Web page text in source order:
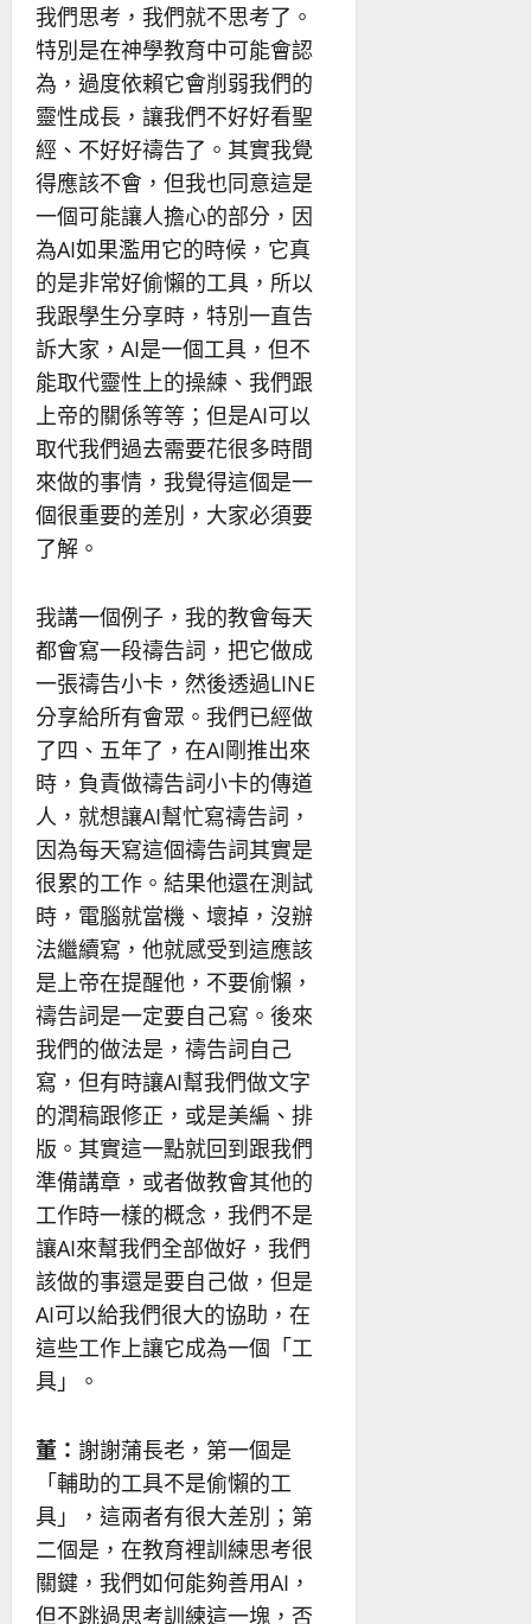
我們思考，我們就不思考了。
特別是在神學教育中可能會認
為，過度依賴它會削弱我們的
靈性成長，讓我們不好好看聖
經、不好好禱告了。其實我覺
得應該不會，但我也同意這是
一個可能讓人擔心的部分，因
為AI如果濫用它的時候，它真
的是非常好偷懶的工具，所以
我跟學生分享時，特別一直告
訴大家，AI是一個工具，但不
能取代靈性上的操練、我們跟
上帝的關係等等；但是AI可以
取代我們過去需要花很多時間
來做的事情，我覺得這個是一
個很重要的差別，大家必須要
了解。
我講一個例子，我的教會每天
都會寫一段禱告詞，把它做成
一張禱告小卡，然後透過LINE
分享給所有會眾。我們已經做
了四、五年了，在AI剛推出來
時，負責做禱告詞小卡的傳道
人，就想讓AI幫忙寫禱告詞，
因為每天寫這個禱告詞其實是
很累的工作。結果他還在測試
時，電腦就當機、壞掉，沒辦
法繼續寫，他就感受到這應該
是上帝在提醒他，不要偷懶，
禱告詞是一定要自己寫。後來
我們的做法是，禱告詞自己
寫，但有時讓AI幫我們做文字
的潤稿跟修正，或是美編、排
版。其實這一點就回到跟我們
準備講章，或者做教會其他的
工作時一樣的概念，我們不是
讓AI來幫我們全部做好，我們
該做的事還是要自己做，但是
AI可以給我們很大的協助，在
這些工作上讓它成為一個「工
具」。
董： 謝謝蒲長老，第一個是
「輔助的工具不是偷懶的工
具」，這兩者有很大差別；第
二個是，在教育裡訓練思考很
關鍵，我們如何能夠善用AI，
但不跳過思考訓練這一塊，否